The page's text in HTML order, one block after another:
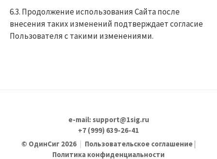
6.3. Продолжение использования Сайта после
внесения таких изменений подтверждает согласие
Пользователя с такими изменениями.
e-mail: support@1sig.ru
+7 (999) 639-26-41
© ОдинСиг 2026 | Пользовательское соглашение |
Политика конфиденциальности